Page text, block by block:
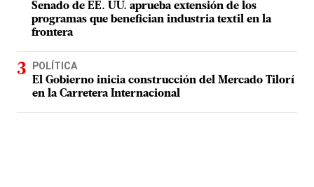
Senado de EE. UU. aprueba extensión de los
programas que benefician industria textil en la
frontera
POLÍTICA
El Gobierno inicia construcción del Mercado Tilorí
en la Carretera Internacional